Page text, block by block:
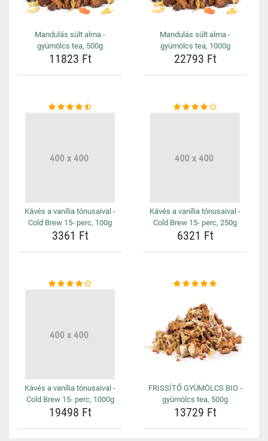
Mandulás sült alma -
gyümölcs tea, 500g
11823 Ft
Mandulás sült alma -
gyümölcs tea, 1000g
22793 Ft
Kávés a vanília tónusaival -
Cold Brew 15- perc, 100g
3361 Ft
Kávés a vanília tónusaival -
Cold Brew 15- perc, 250g
6321 Ft
Kávés a vanília tónusaival -
Cold Brew 15- perc, 1000g
19498 Ft
FRISSÍTŐ GYÜMÖLCS BIO -
gyümölcs tea, 500g
13729 Ft